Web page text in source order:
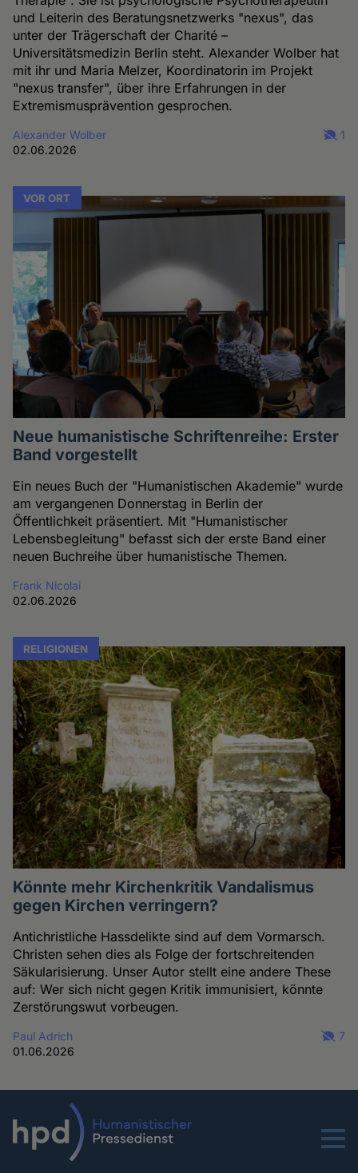
und Leiterin des Beratungsnetzwerks "nexus", das
unter der Trägerschaft der Charité –
Universitätsmedizin Berlin steht. Alexander Wolber hat
mit ihr und Maria Melzer, Koordinatorin im Projekt
"nexus transfer", über ihre Erfahrungen in der
Extremismusprävention gesprochen.
Alexander Wolber
02.06.2026
1
VOR ORT
Neue humanistische Schriftenreihe: Erster
Band vorgestellt
Ein neues Buch der "Humanistischen Akademie" wurde
am vergangenen Donnerstag in Berlin der
Öffentlichkeit präsentiert. Mit "Humanistischer
Lebensbegleitung" befasst sich der erste Band einer
neuen Buchreihe über humanistische Themen.
Frank Nicolai
02.06.2026
RELIGIONEN
Könnte mehr Kirchenkritik Vandalismus
gegen Kirchen verringern?
Antichristliche Hassdelikte sind auf dem Vormarsch.
Christen sehen dies als Folge der fortschreitenden
Säkularisierung. Unser Autor stellt eine andere These
auf: Wer sich nicht gegen Kritik immunisiert, könnte
Zerstörungswut vorbeugen.
Paul Adrich
01.06.2026
7
Menu